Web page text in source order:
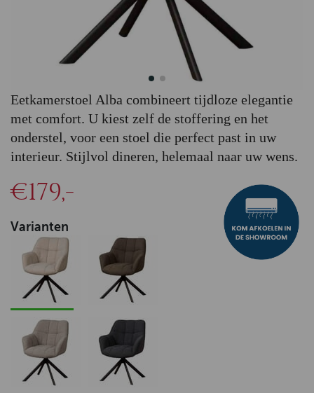
Eetkamerstoel Alba combineert tijdloze elegantie
met comfort. U kiest zelf de stoffering en het
onderstel, voor een stoel die perfect past in uw
interieur. Stijlvol dineren, helemaal naar uw wens.
€179,-
Varianten